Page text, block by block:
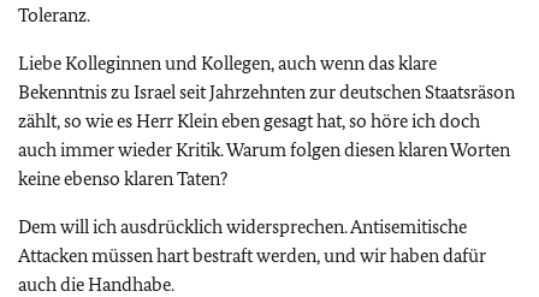
Toleranz.
Liebe Kolleginnen und Kollegen, auch wenn das klare
Bekenntnis zu Israel seit Jahrzehnten zur deutschen Staatsräson
zählt, so wie es Herr Klein eben gesagt hat, so höre ich doch
auch immer wieder Kritik. Warum folgen diesen klaren Worten
keine ebenso klaren Taten?
Dem will ich ausdrücklich widersprechen. Antisemitische
Attacken müssen hart bestraft werden, und wir haben dafür
auch die Handhabe.